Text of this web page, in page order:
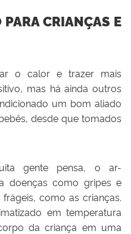
CRIANÇAS E
o calor e trazer mais
mas há ainda outros
um bom aliado
desde que tomados
gente pensa, o ar-
doenças como gripes e
como as crianças.
em temperatura
da criança em uma